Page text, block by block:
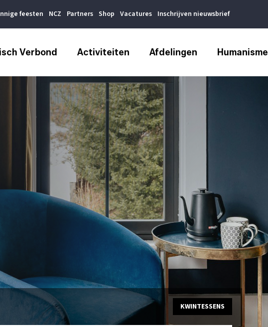
feesten NCZ Partners Shop Vacatures Inschrijven nieuwsbrief
Verbond Activiteiten Afdelingen Humanisme
KWINTESSENS